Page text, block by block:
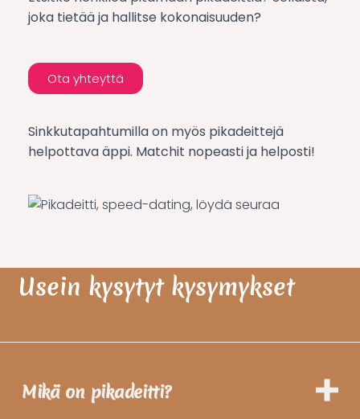
joka tietää ja hallitse kokonaisuuden?
Ota yhteyttä
Sinkkutapahtumilla on myös pikadeittejä
helpottava äppi. Matchit nopeasti ja helposti!
Usein kysytyt kysymykset
Mikä on pikadeitti?